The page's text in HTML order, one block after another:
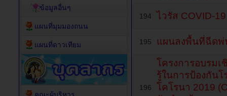
194 ไวรัส COVID-
195 แผนลงพื้นที่ฉีดพ่
196
โครงการอบรม
รู้ในการป้องกันโ
โคโรนา 2019
ข้อมูลอื่นๆ
แผนที่มุมมองถนน
แผนที่ดาวเทียม